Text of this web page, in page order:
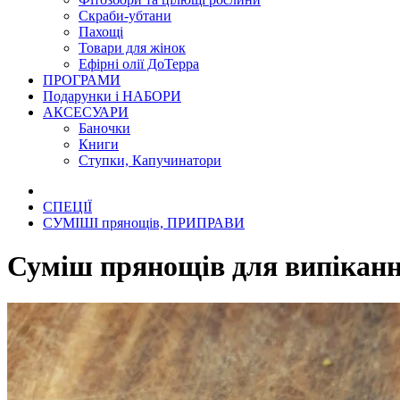
Скраби-убтани
Пахощі
Товари для жінок
Ефірні олії ДоТерра
ПРОГРАМИ
Подарунки і НАБОРИ
АКСЕСУАРИ
Баночки
Книги
Ступки, Капучинатори
СПЕЦІЇ
СУМІШІ прянощів, ПРИПРАВИ
Суміш прянощів для